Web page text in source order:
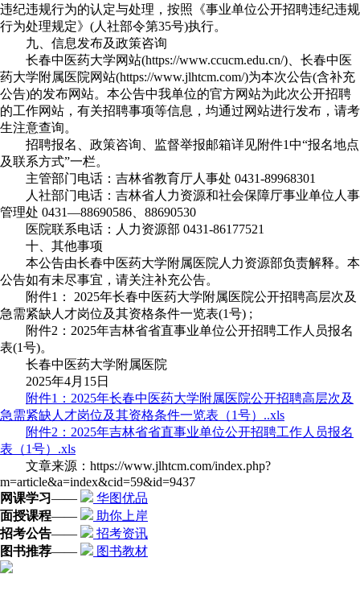
违纪违规行为的认定与处理，按照《事业单位公开招聘违纪违规
行为处理规定》(人社部令第35号)执行。
九、信息发布及政策咨询
长春中医药大学网站(https://www.ccucm.edu.cn/)、长春中医
药大学附属医院网站(https://www.jlhtcm.com/)为本次公告(含补充
公告)的发布网站。本公告中我单位的官方网站为此次公开招聘
的工作网站，有关招聘事项等信息，均通过网站进行发布，请考
生注意查询。
招聘报名、政策咨询、监督举报邮箱详见附件1中“报名地点
及联系方式”一栏。
主管部门电话：吉林省教育厅人事处 0431-89968301
人社部门电话：吉林省人力资源和社会保障厅事业单位人事
管理处 0431—88690586、88690530
医院联系电话：人力资源部 0431-86177521
十、其他事项
本公告由长春中医药大学附属医院人力资源部负责解释。本
公告如有未尽事宜，请关注补充公告。
附件1： 2025年长春中医药大学附属医院公开招聘高层次及
急需紧缺人才岗位及其资格条件一览表(1号) ;
附件2：2025年吉林省省直事业单位公开招聘工作人员报名
表(1号)。
长春中医药大学附属医院
2025年4月15日
附件1：2025年长春中医药大学附属医院公开招聘高层次及
急需紧缺人才岗位及其资格条件一览表（1号）..xls
附件2：2025年吉林省省直事业单位公开招聘工作人员报名
表（1号）.xls
文章来源：https://www.jlhtcm.com/index.php?
m=article&a=index&cid=59&id=9437
网课学习——
华图优品
面授课程——
助你上岸
招考公告——
招考资讯
图书推荐—— 图书教材